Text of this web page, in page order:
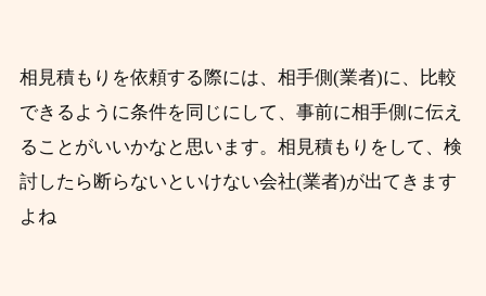
相見積もりを依頼する際には、相手側(業者)に、比較
できるように条件を同じにして、事前に相手側に伝え
ることがいいかなと思います。相見積もりをして、検
討したら断らないといけない会社(業者)が出てきます
よね